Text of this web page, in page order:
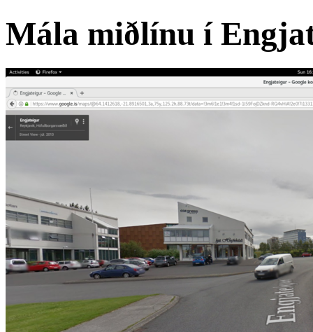
Mála miðlínu í